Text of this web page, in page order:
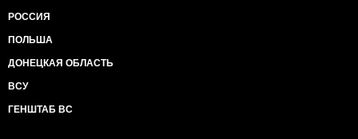
РОССИЯ
ПОЛЬША
ДОНЕЦКАЯ ОБЛАСТЬ
ВСУ
ГЕНШТАБ ВС